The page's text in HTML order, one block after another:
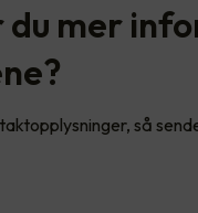
mer
så